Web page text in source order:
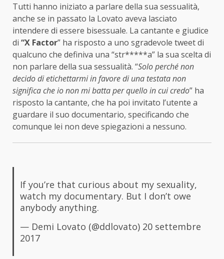
Tutti hanno iniziato a parlare della sua sessualità,
anche se in passato la Lovato aveva lasciato
intendere di essere bisessuale. La cantante e giudice
di “X Factor” ha risposto a uno sgradevole tweet di
qualcuno che definiva una “str*****a” la sua scelta di
non parlare della sua sessualità. “Solo perché non
decido di etichettarmi in favore di una testata non
significa che io non mi batta per quello in cui credo” ha
risposto la cantante, che ha poi invitato l’utente a
guardare il suo documentario, specificando che
comunque lei non deve spiegazioni a nessuno.
If you’re that curious about my sexuality,
watch my documentary. But I don’t owe
anybody anything.
— Demi Lovato (@ddlovato) 20 settembre
2017